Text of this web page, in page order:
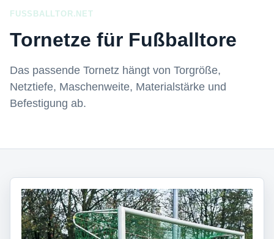
FUSSBALLTOR.NET
Tornetze für Fußballtore
Das passende Tornetz hängt von Torgröße,
Netztiefe, Maschenweite, Materialstärke und
Befestigung ab.